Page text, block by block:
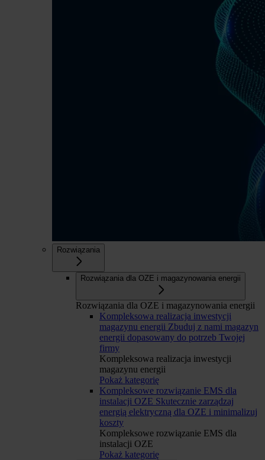
Rozwiązania
Rozwiązania dla OZE i magazynowania energii
Rozwiązania dla OZE i magazynowania energii
Kompleksowa realizacja inwestycji
magazynu energii Zbuduj z nami magazyn
energii dopasowany do potrzeb Twojej
firmy
Kompleksowa realizacja inwestycji
magazynu energii
Pokaż kategorię
Kompleksowe rozwiązanie EMS dla
instalacji OZE Skutecznie zarządzaj
energią elektryczną dla OZE i minimalizuj
koszty
Kompleksowe rozwiązanie EMS dla
instalacji OZE
Pokaż kategorię